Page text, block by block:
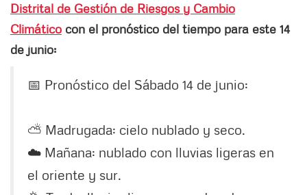
Distrital de Gestión de Riesgos y Cambio
Climático con el pronóstico del tiempo para este 14
de junio:
📅 Pronóstico del Sábado 14 de junio:
⛅️ Madrugada: cielo nublado y seco.
☁️ Mañana: nublado con lluvias ligeras en
el oriente y sur.